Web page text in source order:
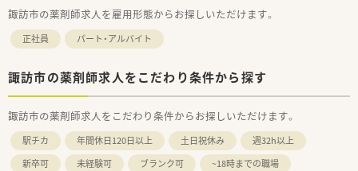
諏訪市の薬剤師求人を雇用形態からお探しいただけます。
正社員 パート・アルバイト
諏訪市の薬剤師求人をこだわり条件から探す
諏訪市の薬剤師求人をこだわり条件からお探しいただけます。
駅チカ 年間休日120日以上 土日祝休み
週32h以上
新卒可
未経験可 ブランク可
~18時までの職場